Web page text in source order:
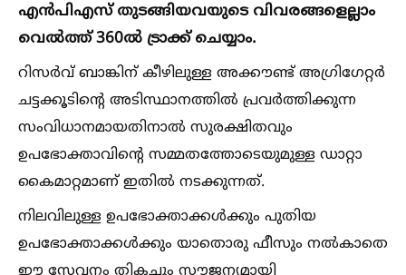
എന്‍പിഎസ് തുടങ്ങിയവയുടെ വിവരങ്ങളെല്ലാം
വെല്‍ത്ത് 360ല്‍ ട്രാക്ക് ചെയ്യാം.
റിസര്‍വ് ബാങ്കിന് കീഴിലുള്ള അക്കൗണ്ട് അഗ്രിഗേറ്റര്‍
ചട്ടക്കൂടിന്‍റെ അടിസ്ഥാനത്തില്‍ പ്രവര്‍ത്തിക്കുന്ന
സംവിധാനമായതിനാല്‍ സുരക്ഷിതവും
ഉപഭോക്താവിന്‍റെ സമ്മതത്തോടെയുമുള്ള ഡാറ്റാ
കൈമാറ്റമാണ് ഇതില്‍ നടക്കുന്നത്.
നിലവിലുള്ള ഉപഭോക്താക്കള്‍ക്കും പുതിയ
ഉപഭോക്താക്കള്‍ക്കും യാതൊരു ഫീസും നല്‍കാതെ
ഈ സേവനം തികച്ചും സൗജന്യമായി